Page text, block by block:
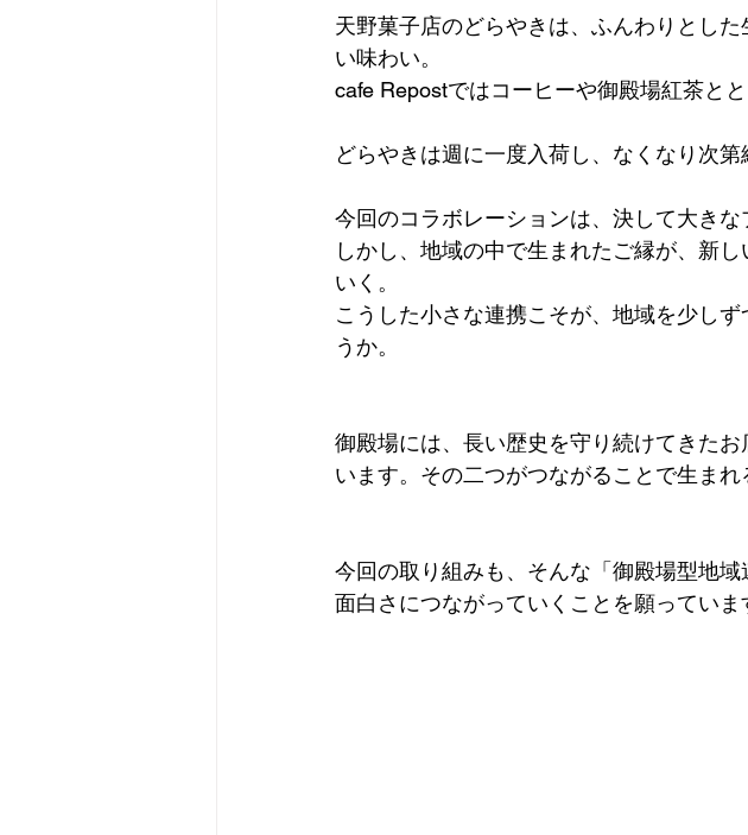
天野菓子店のどらやきは、ふんわりとし
い味わい。
cafe Repostではコーヒーや御殿場紅茶と
どらやきは週に一度入荷し、なくなり次第
今回のコラボレーションは、決して大きな
しかし、地域の中で生まれたご縁が、新
いく。
こうした小さな連携こそが、地域を少し
うか。
御殿場には、長い歴史を守り続けてきた
います。その二つがつながることで生まれ
今回の取り組みも、そんな「御殿場型地
面白さにつながっていくことを願っていま